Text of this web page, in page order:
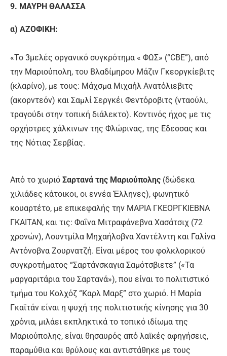
9. ΜΑΥΡΗ ΘΑΛΑΣΣΑ
α) ΑΖΟΦΙΚΗ:
«Το 3μελές οργανικό συγκρότηµα « ΦΩΣ» (“CBΕ”), από
την Μαριούπολη, του Βλαδίμηρου Μάζιν Γκεοργκίεβιτς
(κλαρίνο), µε τους: Μάχσµα Μιχαήλ Ανατόλιεβιτς
(ακορντεόν) και Σαμλί Σεργκέι Φεντόροβιτς (νταούλι,
τραγούδι στην τοπική διάλεκτο). Κοντινός ήχος µε τις
ορχήστρες χάλκινων της Φλώρινας, της Εδεσσας και
της Νότιας Σερβίας.
Από το χωριό Σαρτανά της Μαριούπολης (δώδεκα
χιλιάδες κάτοικοι, οι εννέα Ἑλληνες), φωνητικό
κουαρτέτο, µε επικεφαλής την ΜΑΡΙΑ ΓΚΕΟΡΓΚΙΕΒΝΑ
ΓΚΑΙΤΑΝ, και τις: Φαΐνα Μιτραφάνεβνα Χασάτσιχ (72
χρονών), Λουντμίλα Μηχαήλοβνα Χαντέλντη και Γαλίνα
Αντόνοβνα Ζουρνατζή. Είναι µέρος του φολκλορικού
συγκροτήµατος “Σαρτάνσκαγια Σαμότσβιετε” («Τα
μαργαριτάρια του Σαρτανά»), που είναι το πολιτιστικό
τµήµα του Κολχόζ “Καρλ Μαρξ” στο χωριό. Η Μαρία
Γκαϊτάν είναι η ψυχή της πολιτιστικής κίνησης για 30
χρόνια, μιλάει εκπληκτικά το τοπικό ιδίωµα της
Μαριούπολης, είναι θησαυρός από λαϊκές αφηγήσεις,
παραμύθια και θρύλους και αντιστάθηκε µε τους